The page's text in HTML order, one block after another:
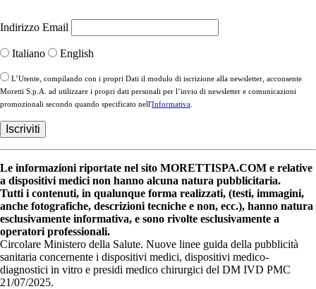
Indirizzo Email
Italiano English
L’Utente, compilando con i propri Dati il modulo di iscrizione alla newsletter, acconsente
Moretti S.p.A. ad utilizzare i propri dati personali per l’invio di newsletter e comunicazioni
promozionali secondo quando specificato nell'Informativa
Le informazioni riportate nel sito MORETTISPA.COM e relative
a dispositivi medici non hanno alcuna natura pubblicitaria.
Tutti i contenuti, in qualunque forma realizzati, (testi, immagini,
anche fotografiche, descrizioni tecniche e non, ecc.), hanno natura
esclusivamente informativa, e sono rivolte esclusivamente a
operatori professionali.
Circolare Ministero della Salute. Nuove linee guida della pubblicità
sanitaria concernente i dispositivi medici, dispositivi medico-
diagnostici in vitro e presidi medico chirurgici del DM IVD PMC
21/07/2025.